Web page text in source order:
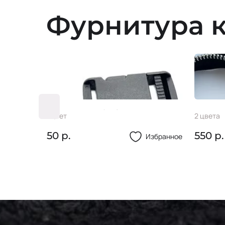
Фурнитура
Фастекс #6 32мм
1 цвет
50 р. Избранное
2 цвета
550 р.